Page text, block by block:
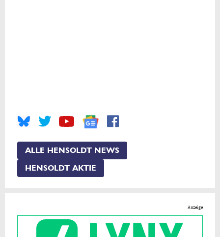
ALLE HENSOLDT NEWS
HENSOLDT AKTIE
Anzeige